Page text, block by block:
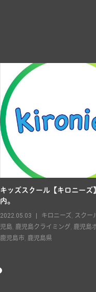
キッズスクール【キロニーズ
内。
2022.05.03 キロニーズ , スクー
児島, 鹿児島クライミング , 鹿児島
鹿児島市, 鹿児島県